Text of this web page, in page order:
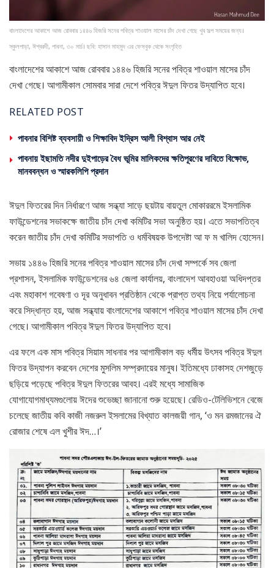
বাংলাদেশের আকাশে আজ রোববার ১৪৪৬ হিজরি সনের পবিত্র শাওয়াল মাসের চাঁদ দেখা গেছে খুব সল্প সময়ের জন্য।
স্কুলপাড়া, ঈশ্বরদী, পাবনা, ৩০ মার্চ। ছবি: হাসান মাহমুদ এর ফেসবুক থেকে সংগৃহিত
বাংলাদেশের আকাশে আজ রোববার ১৪৪৬ হিজরি সনের পবিত্র শাওয়াল মাসের চাঁদ
দেখা গেছে। আগামীকাল সোমবার সারা দেশে পবিত্র ঈদুল ফিতর উদ্‌যাপিত হবে।
RELATED POST
পাবনার বিশিষ্ট ব্যবসায়ী ও শিক্ষাবিদ ইদ্রিস আলী বিশ্বাস আর নেই
পাবনায় ইছামতি নদীর দুইপাড়ের বৈধ ভূমির মালিকদের ক্ষতিপূরণের দাবিতে বিক্ষোভ,
মানববন্ধন ও স্মারকলিপি প্রদান
ঈদুল ফিতরের দিন নির্ধারণে আজ সন্ধ্যা সাড়ে ছয়টায় বায়তুল মোকাররমে ইসলামিক
ফাউন্ডেশনের সভাকক্ষে জাতীয় চাঁদ দেখা কমিটির সভা অনুষ্ঠিত হয়। এতে সভাপতিত্ব
করেন জাতীয় চাঁদ দেখা কমিটির সভাপতি ও ধর্মবিষয়ক উপদেষ্টা আ ফ ম খালিদ হোসেন।
সভায় ১৪৪৬ হিজরি সনের পবিত্র শাওয়াল মাসের চাঁদ দেখা সম্পর্কে সব জেলা
প্রশাসন, ইসলামিক ফাউন্ডেশনের ৬৪ জেলা কার্যালয়, বাংলাদেশ আবহাওয়া অধিদপ্তর
এবং মহাকাশ গবেষণা ও দূর অনুধাবন প্রতিষ্ঠান থেকে প্রাপ্ত তথ্য নিয়ে পর্যালোচনা
করে সিদ্ধান্ত হয়, আজ সন্ধ্যায় বাংলাদেশের আকাশে পবিত্র শাওয়াল মাসের চাঁদ দেখা
গেছে। আগামীকাল পবিত্র ঈদুল ফিতর উদ্‌যাপিত হবে।
এর ফলে এক মাস পবিত্র সিয়াম সাধনার পর আগামীকাল বড় ধর্মীয় উৎসব পবিত্র ঈদুল
ফিতর উদ্‌যাপন করবেন দেশের মুসলিম সম্প্রদায়ের মানুষ। ইতিমধ্যে ঢাকাসহ দেশজুড়ে
ছড়িয়ে পড়েছে পবিত্র ঈদুল ফিতরের আবহ। এরই মধ্যে সামাজিক
যোগাযোগমাধ্যমগুলোয় ঈদের শুভেচ্ছা জানানো শুরু হয়েছে। রেডিও-টেলিভিশনে বেজে
চলেছে জাতীয় কবি কাজী নজরুল ইসলামের বিখ্যাত কালজয়ী গান, ‘ও মন রমজানের ঐ
রোজার শেষে এল খুশীর ঈদ…।’